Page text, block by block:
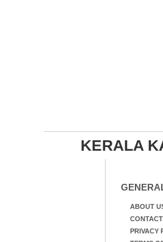
KERALA
ABOUT
PRIVACY